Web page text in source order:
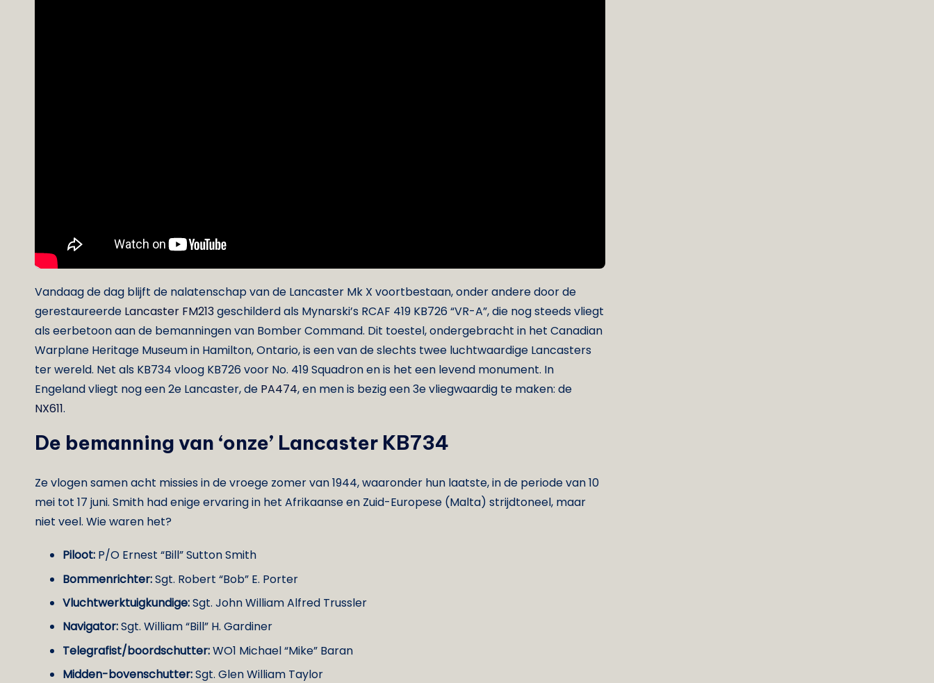
Vandaag de dag blijft de nalatenschap van de Lancaster Mk X voortbestaan, onder andere door de
gerestaureerde Lancaster FM213geschilderd als Mynarski’s RCAF 419 KB726 “VR-A”, die nog steeds vliegt
als eerbetoon aan de bemanningen van Bomber Command. Dit toestel, ondergebracht in het Canadian
Warplane Heritage Museum in Hamilton, Ontario, is een van de slechts twee luchtwaardige Lancasters
ter wereld. Net als KB734 vloog KB726 voor No. 419 Squadron en is het een levend monument. In
Engeland vliegt nog een 2e Lancaster, de PA474, en men is bezig een 3e vliegwaardig te maken: de
NX611.
De bemanning van ‘onze’ Lancaster KB734
Ze vlogen samen acht missies in de vroege zomer van 1944, waaronder hun laatste, in de periode van 10
mei tot 17 juni. Smith had enige ervaring in het Afrikaanse en Zuid-Europese (Malta) strijdtoneel, maar
niet veel. Wie waren het?
Piloot: P/O Ernest “Bill” Sutton Smith
Bommenrichter:Sgt. Robert “Bob” E. Porter
Vluchtwerktuigkundige:Sgt. John William Alfred Trussler
Navigator:Sgt. William “Bill” H. Gardiner
Telegrafist/boordschutter:WO1 Michael “Mike” Baran
Midden-bovenschutter:Sgt. Glen William Taylor